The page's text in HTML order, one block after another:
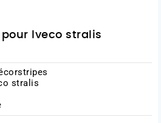
Iveco stralis
stralis